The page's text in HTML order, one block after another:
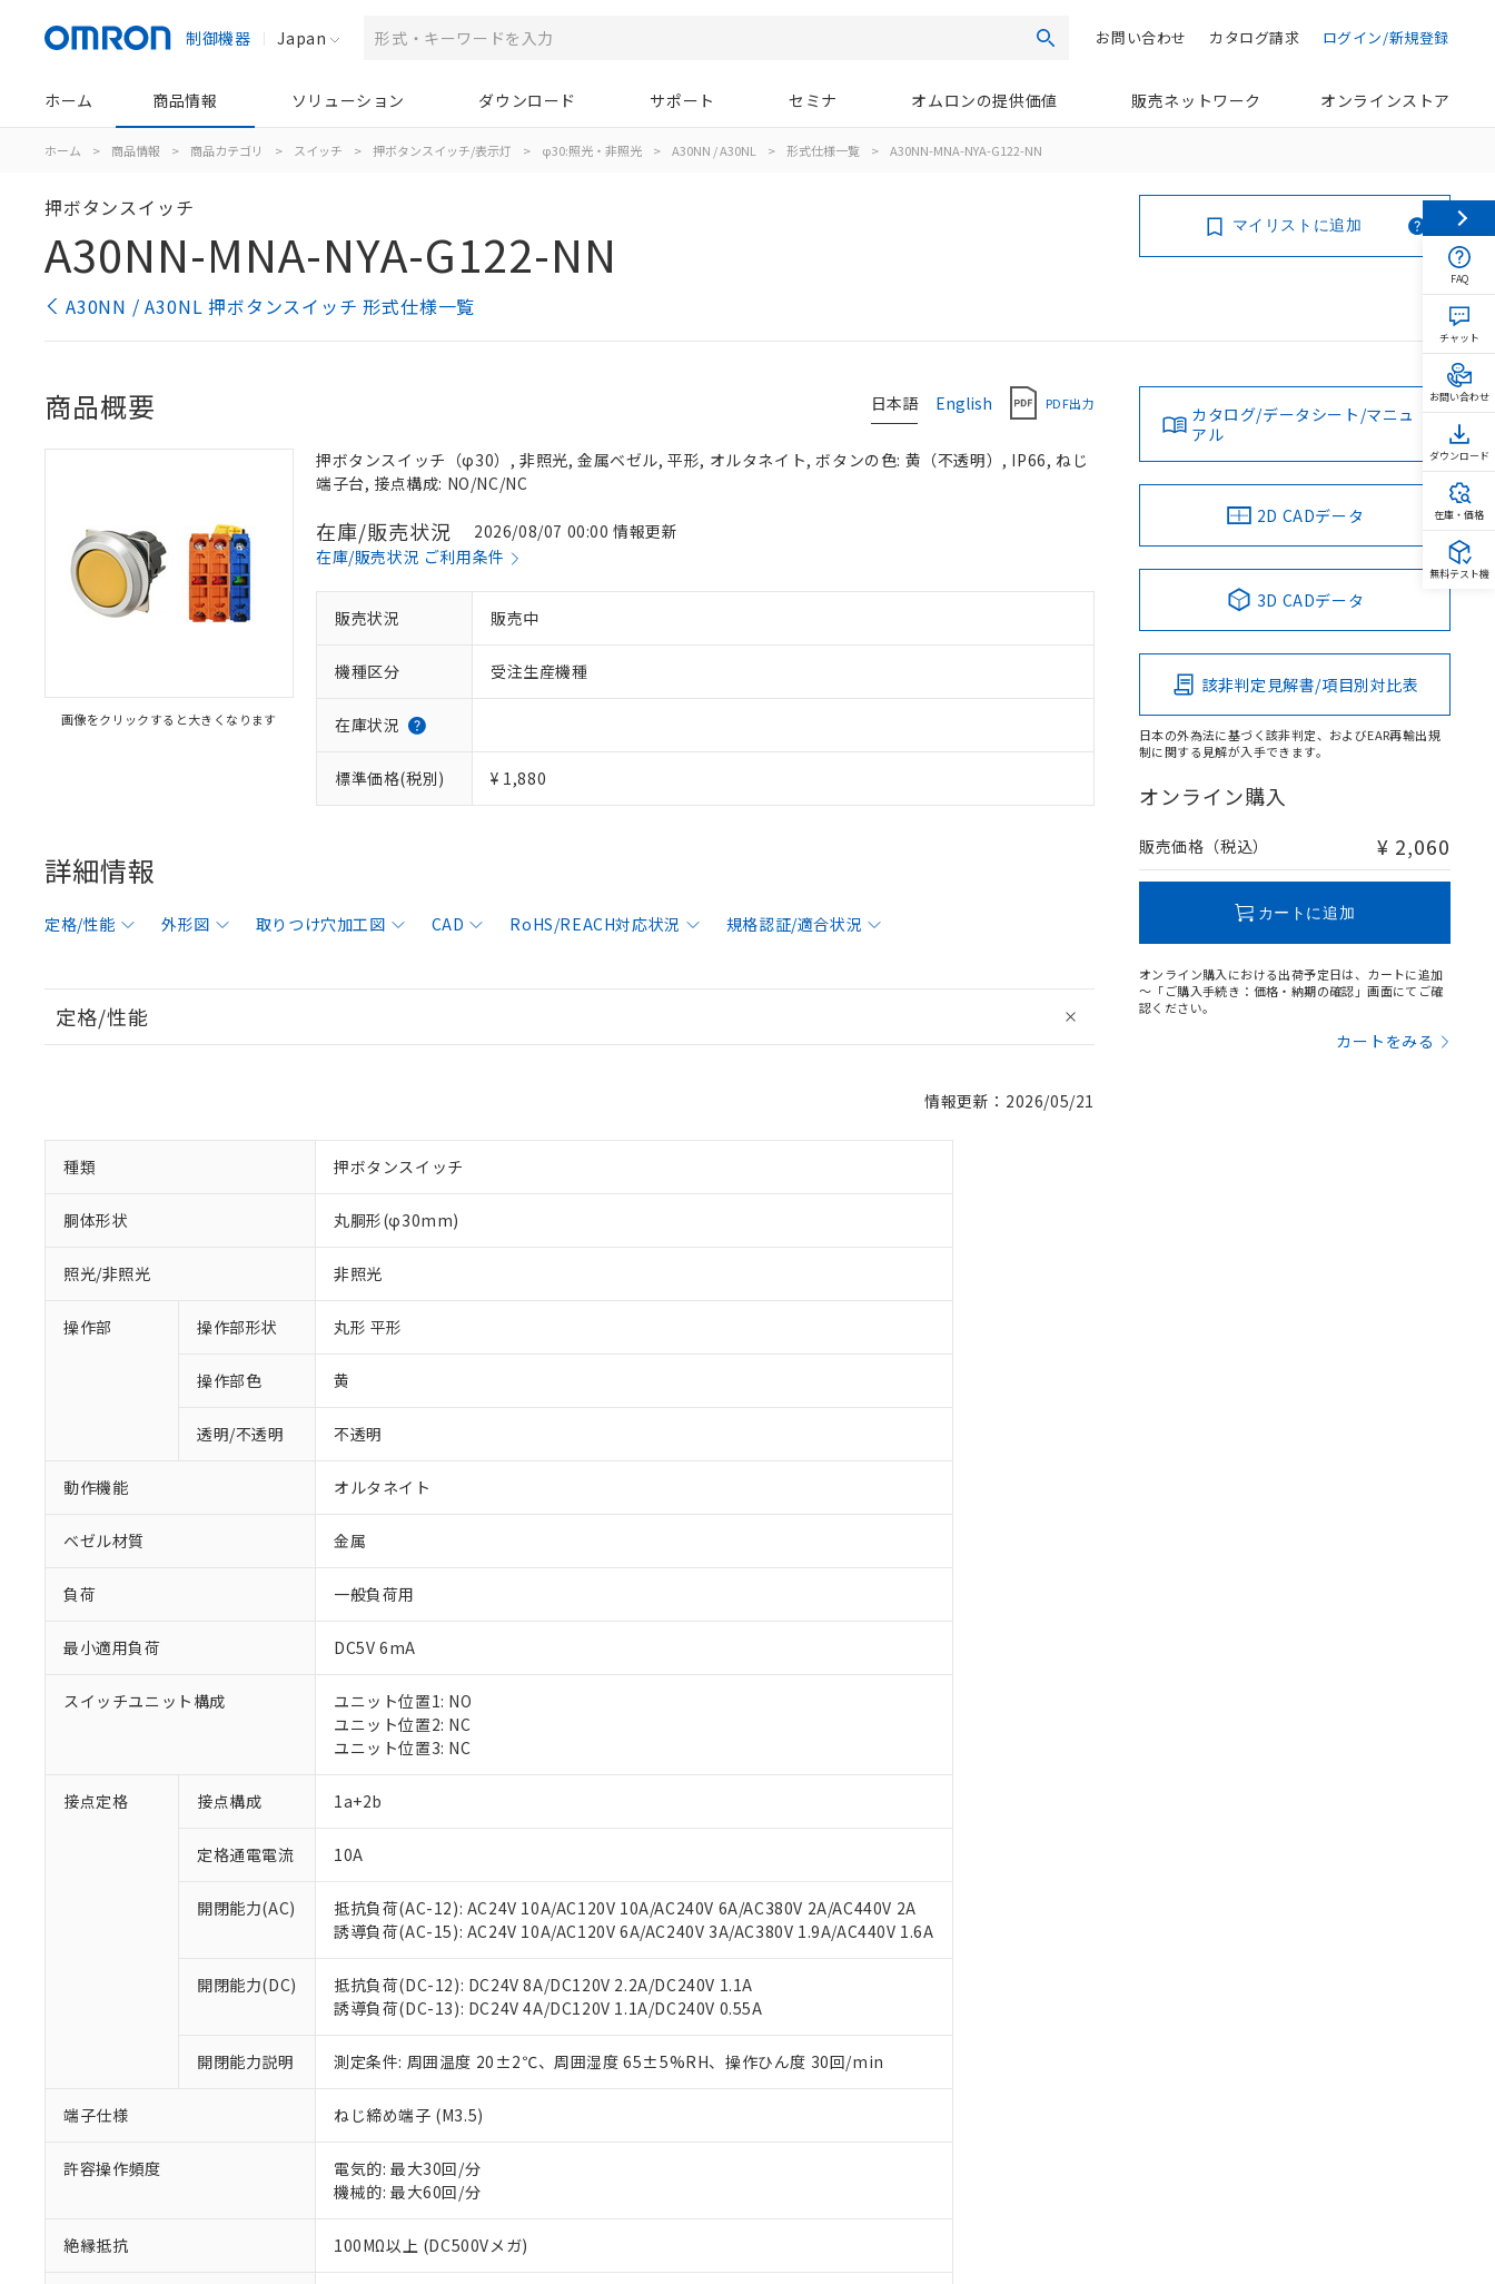
制御機器 Japan 検索 ログイン/新規登録
カタログ請求
お問い合わせ
ホーム 商品情報 ソリューション ダウンロード サポート セミナ オムロンの提供価値 販売ネットワーク オンラインストア
ホーム > 商品情報 > 商品カテゴリ > スイッチ > 押ボタンスイッチ/表示灯 > φ30:照光・非照光 > A30NN / A30NL > 形式仕様一覧 > A30NN-MNA-NYA-G122-NN
押ボタンスイッチ
A30NN-MNA-NYA-G122-NN
A30NN / A30NL 押ボタンスイッチ 形式仕様一覧
マイリストに追加
日本語 English PDF出力
商品概要
画像をクリックすると大きくなります
押ボタンスイッチ（φ30）, 非照光, 金属ベゼル, 平形, オルタネイト, ボタンの色: 黄（不透明）, IP66, ねじ
端子台, 接点構成: NO/NC/NC
在庫/販売状況
2026/08/07 00:00 情報更新
在庫/販売状況 ご利用条件
販売状況 販売中
機種区分 受注生産機種
在庫状況
標準価格(税別) ¥ 1,880
詳細情報
定格/性能 外形図 取りつけ穴加工図 CAD RoHS/REACH対応状況 規格認証/適合状況
定格/性能
情報更新：2026/05/21
種類 押ボタンスイッチ
胴体形状 丸胴形(φ30mm)
照光/非照光 非照光
操作部 操作部形状 丸形 平形
操作部色 黄
透明/不透明 不透明
動作機能 オルタネイト
ベゼル材質 金属
負荷 一般負荷用
最小適用負荷 DC5V 6mA
スイッチユニット構成
ユニット位置1: NO
ユニット位置2: NC
ユニット位置3: NC
接点定格 接点構成 1a+2b
定格通電電流 10A
開閉能力(AC)
抵抗負荷(AC-12): AC24V 10A/AC120V 10A/AC240V 6A/AC380V 2A/AC440V 2A
誘導負荷(AC-15): AC24V 10A/AC120V 6A/AC240V 3A/AC380V 1.9A/AC440V 1.6A
開閉能力(DC)
抵抗負荷(DC-12): DC24V 8A/DC120V 2.2A/DC240V 1.1A
誘導負荷(DC-13): DC24V 4A/DC120V 1.1A/DC240V 0.55A
開閉能力説明 測定条件: 周囲温度 20±2℃、周囲湿度 65±5%RH、操作ひん度 30回/min
端子仕様 ねじ締め端子 (M3.5)
許容操作頻度
電気的: 最大30回/分
機械的: 最大60回/分
絶縁抵抗 100MΩ以上 (DC500Vメガ)
カタログ/データシート/マニュ
アル
2D CADデータ
3D CADデータ
該非判定見解書/項目別対比表
日本の外為法に基づく該非判定、およびEAR再輸出規
制に関する見解が入手できます。
オンライン購入
販売価格（税込） ¥ 2,060
カートに追加
オンライン購入における出荷予定日は、カートに追加
～「ご購入手続き：価格・納期の確認」画面にてご確
認ください。
カートをみる
ご利用条件
以下の条件をお読みいただき、同意のうえご利用ください。
本サービスは、当社制御機器事業取扱商品の当社在庫状況および標準価格(税抜)を提供させていただ
くものです。
当社制御機器事業取扱商品の中には、本サービスの対象外となる商品もあることをご了承ください。
のであり、閲覧された時点での実際の在庫および標準価格とは異なる場合があることをご了承くださ
い。
正式な納期状況および標準価格はお客様のお取引先、またはお客様担当のオムロン制御機器販売店・
当社販売員にご相談ください。
オムロン制御機器販売店や当社販売拠点は「販売ネットワーク
」をご確認ください。
在庫状況および標準価格結果を当社の事前の承諾なく第三者に漏洩または開示しないようお願いしま
マイパーツ機能（部品リスト作成サービス）をご利用いただくには、I-Webメンバーズにご登録され
ている必要があります。
お客様が当ウェブサイト上で当社にご登録された部品リストについて、当社および当社の共同利用者
さい。
※当社の共同利用者とは、"個人情報の共同利用に関して"
の「1.共同利用者の範囲」に記載されて
※1 対応状況
対応済み：EU RoHS指令（10物質）の非含有に対応した製品が提供可能な商品です。
対応予定：EU RoHS指令（10物質）の非含有に対応した製品に切り替える予定のある商品です。
対応予定なし：EU RoHS指令（10物質）の非含有に非対応の商品で、対応品を出す予定はありません。
非該当品：ライセンス料など無形物で、有害物質有無と関係のない商品です。
仕入先様の事情により、非含有部品としていたものが、含有品と判明した場合などやむを得ず変更すること
があります。
*EU RoHS指令（10物質）：
鉛(Pb) 1000ppm以下、 水銀(Hg) 1000ppm以下、 カドミウム(Cd) 100ppm以下、
六価クロム(Cr(Ⅵ)) 1000ppm以下、ポリ臭化ビフェニル類(PBB) 1000ppm以下、ポリ臭化ジフェニルエーテル類(PBDE) 1000ppm以下、
但し、RoHS指令で産業用監視および制御機器に対する適用除外項目は除く。
フタル酸エステル類の４物質については閾値を超える意図的な使用がないことを確認しています。
※2 対応予定月
部品在庫の切り替え状況などにより、予定月が前後することがあります。
※3 非含有証明書ダウンロード
下記の非含有証明書をダウンロードすることができます。
※1 中国RoHS○×表
「－」：未確認です。当社販売部門へお問い合わせください。
*中国RoHS10物質の基準値 (GB/T26572)：
Pb(鉛) :1000ppm、 Hg(水銀) : 1000ppm、 Cd(カドミウム) : 100ppm、
Cr(Ⅵ)(六価クロム) : 1000ppm、 PBBs(ポリ臭化ビフェニル類) : 1000ppm、 PBDEs(ポリ臭化ジフェニルエーテル類) : 1000ppm、
DBP(フタル酸ジブチル) : 1000ppm、 DIBP(フタル酸ジイソブチル) : 1000ppm、 BBP(フタル酸ブチルベンジル) : 1000ppm、
DEHP(フタル酸ビス(2-エチルヘキシル)) : 1000ppm
※2 環境保護使用期限
「ｅ」：有害物質（10物質）のすべてが基準値以下であることを示します。
「10」：通常の使用状況下において有害物質が外部に漏えいし、環境に深刻な影響を及ぼさない年数を意
味します。
当社は、これら貴社製品のうち、外国為替および外国貿易法に定める商品（以下｢規制貨物等」とい
う）を輸出または国外への提供する場合は、日本国政府の輸出許可(または役務取引許可)を取得する
当社は規制貨物を破棄する場合は、完全に破砕するなど、違法に輸出されないよう必要な手段を講じ
ます。
当社は貴社製品を、核兵器、ミサイル、化学兵器、生物兵器またはその他武器並びにこれらの製造装
当社は、貴社製品を第三者に販売する場合は、上記1、2および3の内容を当該第三者に通知します。
また当社は、販売先および販売に係わる関係者が違法に輸出するおそれがある場合は、取り引きをい
たしません。
記
号
説明
○ 一定数以上の在庫あり
△ 一定数には満たないが在庫あり
－
在庫なし(最新の在庫状況については、お客様のお取引先、またはお客様担当のオムロン制御
機器販売店・当社販売員にご確認ください)
空
白
受注生産機種、また在庫状況の情報を公開していない機種
FAQ
チャット
お問い合わせ
ダウンロード
在庫・価格
無料テスト機